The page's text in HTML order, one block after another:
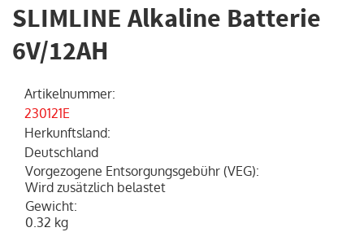
SLIMLINE Alkaline Batterie
6V/12AH
Artikelnummer:
230121E
Herkunftsland:
Deutschland
Vorgezogene Entsorgungsgebühr (VEG):
Wird zusätzlich belastet
Gewicht:
0.32 kg